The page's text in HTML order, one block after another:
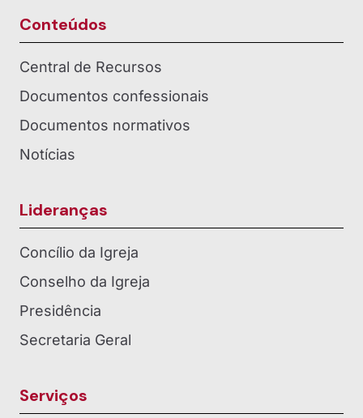
Conteúdos
Central de Recursos
Documentos confessionais
Documentos normativos
Notícias
Lideranças
Concílio da Igreja
Conselho da Igreja
Presidência
Secretaria Geral
Serviços